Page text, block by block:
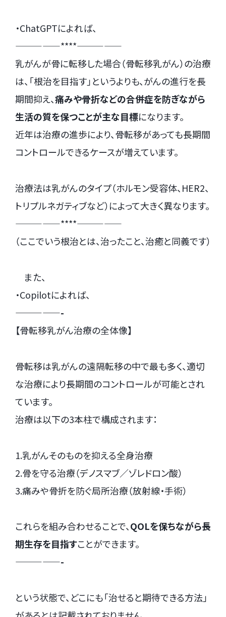
・ChatGPTによれば、
—————****—————
乳がんが骨に転移した場合（骨転移乳がん）の治療
は、「根治を目指す」というよりも、がんの進行を長
期間抑え、痛みや骨折などの合併症を防ぎながら
生活の質を保つことが主な目標になります。
近年は治療の進歩により、骨転移があっても長期間
コントロールできるケースが増えています。
治療法は乳がんのタイプ（ホルモン受容体、HER2、
トリプルネガティブなど）によって大きく異なります。
—————****—————
（ここでいう根治とは、治ったこと、治癒と同義です）
また、
・Copilotによれば、
—————-
【骨転移乳がん治療の全体像】
骨転移は乳がんの遠隔転移の中で最も多く、適切
な治療により長期間のコントロールが可能とされ
ています。
治療は以下の3本柱で構成されます：
1.乳がんそのものを抑える全身治療
2.骨を守る治療（デノスマブ／ゾレドロン酸）
3.痛みや骨折を防ぐ局所治療（放射線・手術）
これらを組み合わせることで、QOLを保ちながら長
期生存を目指すことができます。
—————-
という状態で、どこにも「治せると期待できる方法」